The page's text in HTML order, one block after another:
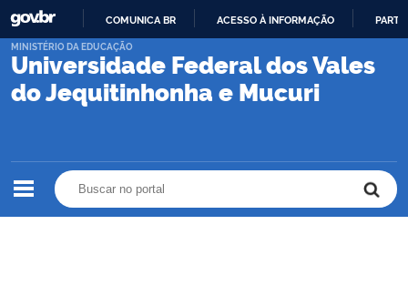
PARA
CONTEÚDO
COMUNICA BR ACESSO À INFORMAÇÃO
Universidade Federal dos Vales
do Jequitinhonha e Mucuri
MINISTÉRIO DA EDUCAÇÃO